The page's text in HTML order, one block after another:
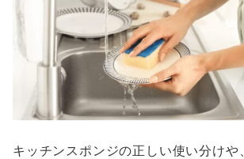
キッチンスポンジの正しい使い分けや